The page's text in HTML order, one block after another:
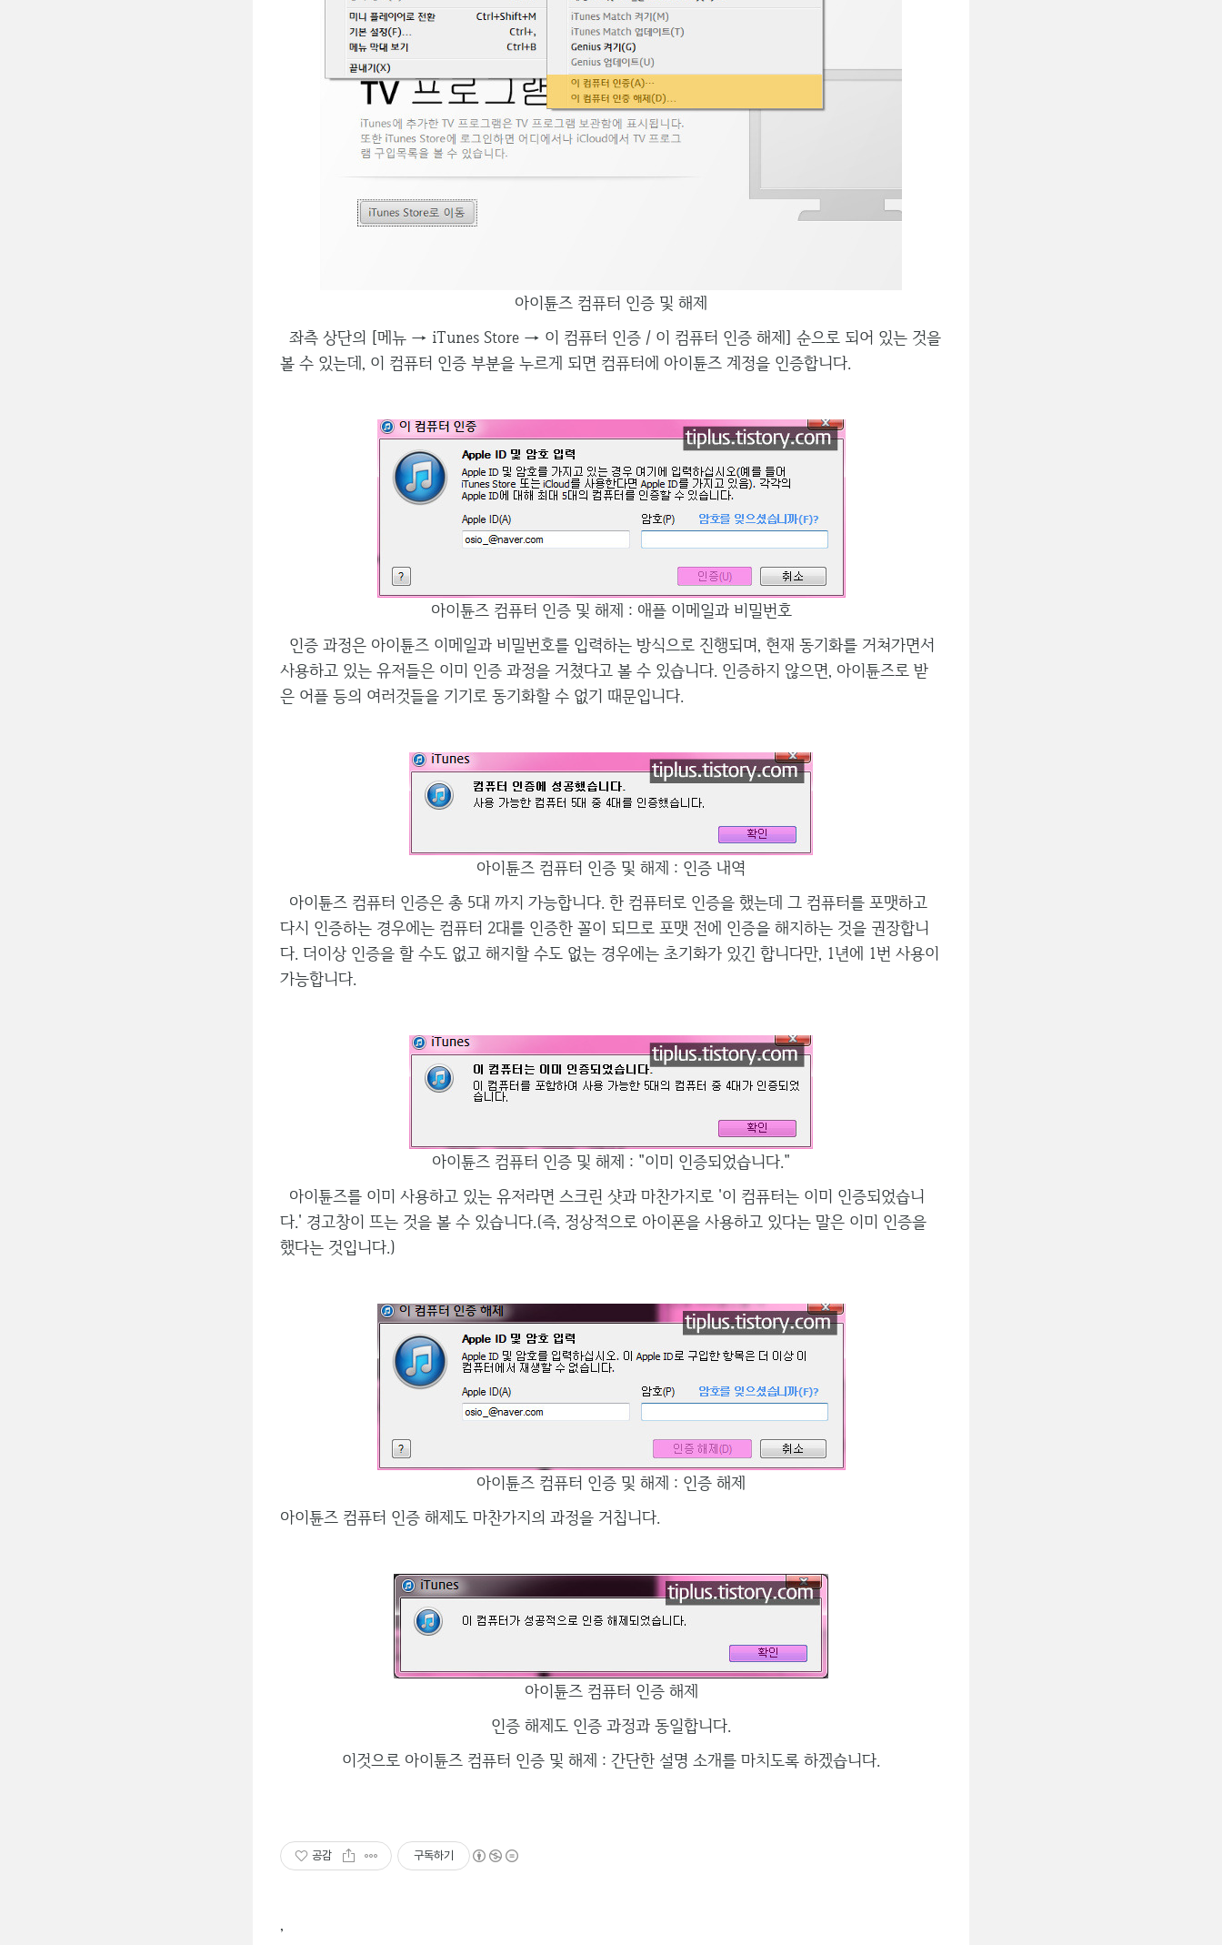
아이튠즈 컴퓨터 인증 및 해제
좌측 상단의 [메뉴 → iTunes Store → 이 컴퓨터 인증 / 이 컴퓨터 인증 해제] 순으로 되어 있는 것을
볼 수 있는데, 이 컴퓨터 인증 부분을 누르게 되면 컴퓨터에 아이튠즈 계정을 인증합니다.
아이튠즈 컴퓨터 인증 및 해제 : 애플 이메일과 비밀번호
인증 과정은 아이튠즈 이메일과 비밀번호를 입력하는 방식으로 진행되며, 현재 동기화를 거쳐가면서
사용하고 있는 유저들은 이미 인증 과정을 거쳤다고 볼 수 있습니다. 인증하지 않으면, 아이튠즈로 받
은 어플 등의 여러것들을 기기로 동기화할 수 없기 때문입니다.
아이튠즈 컴퓨터 인증 및 해제 : 인증 내역
아이튠즈 컴퓨터 인증은 총 5대 까지 가능합니다. 한 컴퓨터로 인증을 했는데 그 컴퓨터를 포맷하고
다시 인증하는 경우에는 컴퓨터 2대를 인증한 꼴이 되므로 포맷 전에 인증을 해지하는 것을 권장합니
다. 더이상 인증을 할 수도 없고 해지할 수도 없는 경우에는 초기화가 있긴 합니다만, 1년에 1번 사용이
가능합니다.
아이튠즈 컴퓨터 인증 및 해제 : "이미 인증되었습니다."
아이튠즈를 이미 사용하고 있는 유저라면 스크린 샷과 마찬가지로 '이 컴퓨터는 이미 인증되었습니
다.' 경고창이 뜨는 것을 볼 수 있습니다.(즉, 정상적으로 아이폰을 사용하고 있다는 말은 이미 인증을
했다는 것입니다.)
아이튠즈 컴퓨터 인증 및 해제 : 인증 해제
아이튠즈 컴퓨터 인증 해제도 마찬가지의 과정을 거칩니다.
아이튠즈 컴퓨터 인증 해제
인증 해제도 인증 과정과 동일합니다.
이것으로 아이튠즈 컴퓨터 인증 및 해제 : 간단한 설명 소개를 마치도록 하겠습니다.
공감 구독하기
,